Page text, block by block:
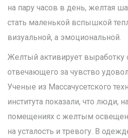
на пару часов в день, желтая
стать маленькой вспышкой
визуальной, а эмоциональной.
Желтый активирует выработку
отвечающего за чувство
Ученые из Массачусетского
института показали, что люди,
помещениях с желтым
на усталость и тревогу. В